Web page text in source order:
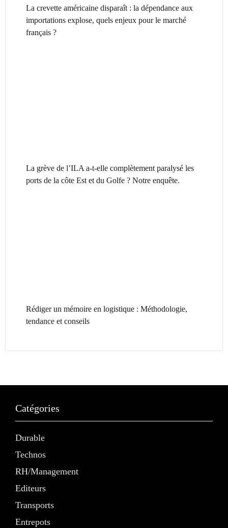
La crevette américaine disparaît : la dépendance aux
importations explose, quels enjeux pour le marché
français ?
La grève de l’ILA a-t-elle complètement paralysé les
ports de la côte Est et du Golfe ? Notre enquête.
Rédiger un mémoire en logistique : Méthodologie,
tendance et conseils
Catégories
Durable
Technos
RH/Management
Editeurs
Transports
Entrepots